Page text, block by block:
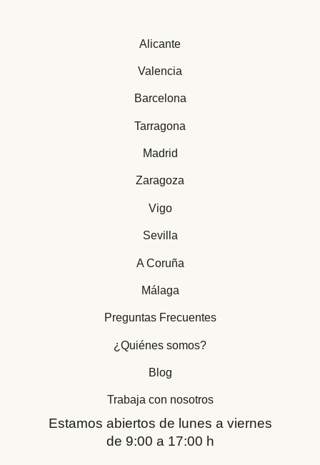
Alicante
Valencia
Barcelona
Tarragona
Madrid
Zaragoza
Vigo
Sevilla
A Coruña
Málaga
Preguntas Frecuentes
¿Quiénes somos?
Blog
Trabaja con nosotros
Estamos abiertos de lunes a viernes
de 9:00 a 17:00 h